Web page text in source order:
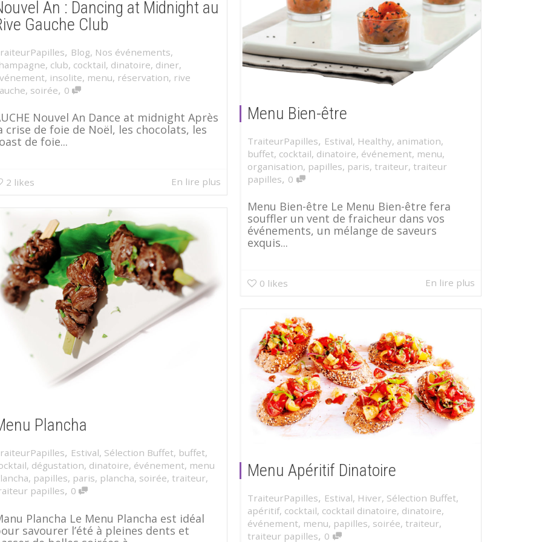
An : Dancing at Midnight au
Gauche Club
, Blog, Nos événements,
, club, cocktail, dinatoire, diner,
, insolite, menu, réservation, rive
, soirée, 0
Nouvel An Dance at midnight Après
crise de foie de Noël, les chocolats, les
de foie...
2 likes En lire plus
Menu Bien-être
TraiteurPapilles, Estival, Healthy, animation,
buffet, cocktail, dinatoire, événement, menu,
organisation, papilles, paris, traiteur, traiteur
papilles, 0
Menu Bien-être Le Menu Bien-être fera
souffler un vent de fraicheur dans vos
événements, un mélange de saveurs
exquis...
0 likes En lire plus
Plancha
, Estival, Sélection Buffet, buffet,
, dégustation, dinatoire, événement, menu
, papilles, paris, plancha, soirée, traiteur,
papilles, 0
Plancha Le Menu Plancha est idéal
savourer l’été à pleines dents et
Menu Apéritif Dinatoire
TraiteurPapilles, Estival, Hiver, Sélection Buffet,
apéritif, cocktail, cocktail dinatoire, dinatoire,
événement, menu, papilles, soirée, traiteur,
traiteur papilles, 0